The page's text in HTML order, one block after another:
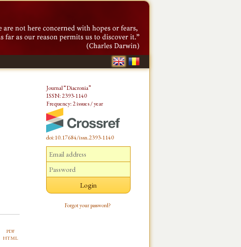
pdf
html
Journal “Diacronia”
ISSN: 2393-1140
Frequency: 2 issues / year
doi:10.17684/issn.2393-1140
Forgot your password?